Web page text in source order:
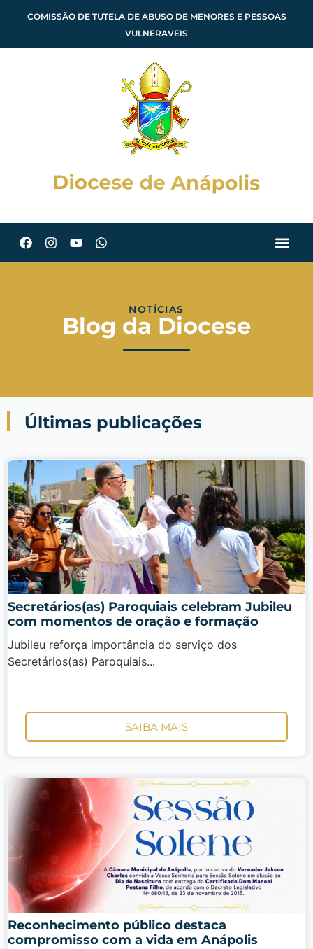
COMISSÃO DE TUTELA DE ABUSO DE MENORES E PESSOAS
VULNERAVEIS
NOTÍCIAS
Blog da Diocese
Últimas publicações
Secretários(as) Paroquiais celebram Jubileu
com momentos de oração e formação
Jubileu reforça importância do serviço dos
Secretários(as) Paroquiais...
SAIBA MAIS
Reconhecimento público destaca
compromisso com a vida em Anápolis